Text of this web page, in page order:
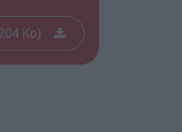
Ko)